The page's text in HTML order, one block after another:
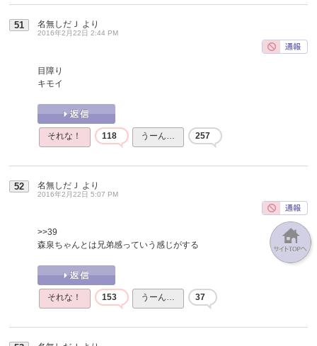
51 名無しだＪ より
2016年2月22日 2:44 PM
目障り
キモイ
それな！ 118 うーん… 257
52 名無しだＪ より
2016年2月22日 5:07 PM
>>39
森泉ちゃんとは兄弟感っていう感じがする
それな！ 153 うーん… 37